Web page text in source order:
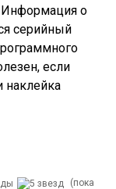
о
серийный
если
наклейка
(пока